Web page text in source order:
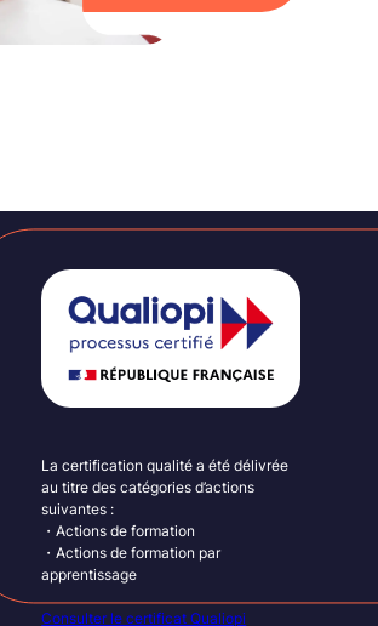
La certification qualité a été délivrée
au titre des catégories d’actions
suivantes :
・Actions de formation
・Actions de formation par
apprentissage
Consulter le certificat Qualiopi